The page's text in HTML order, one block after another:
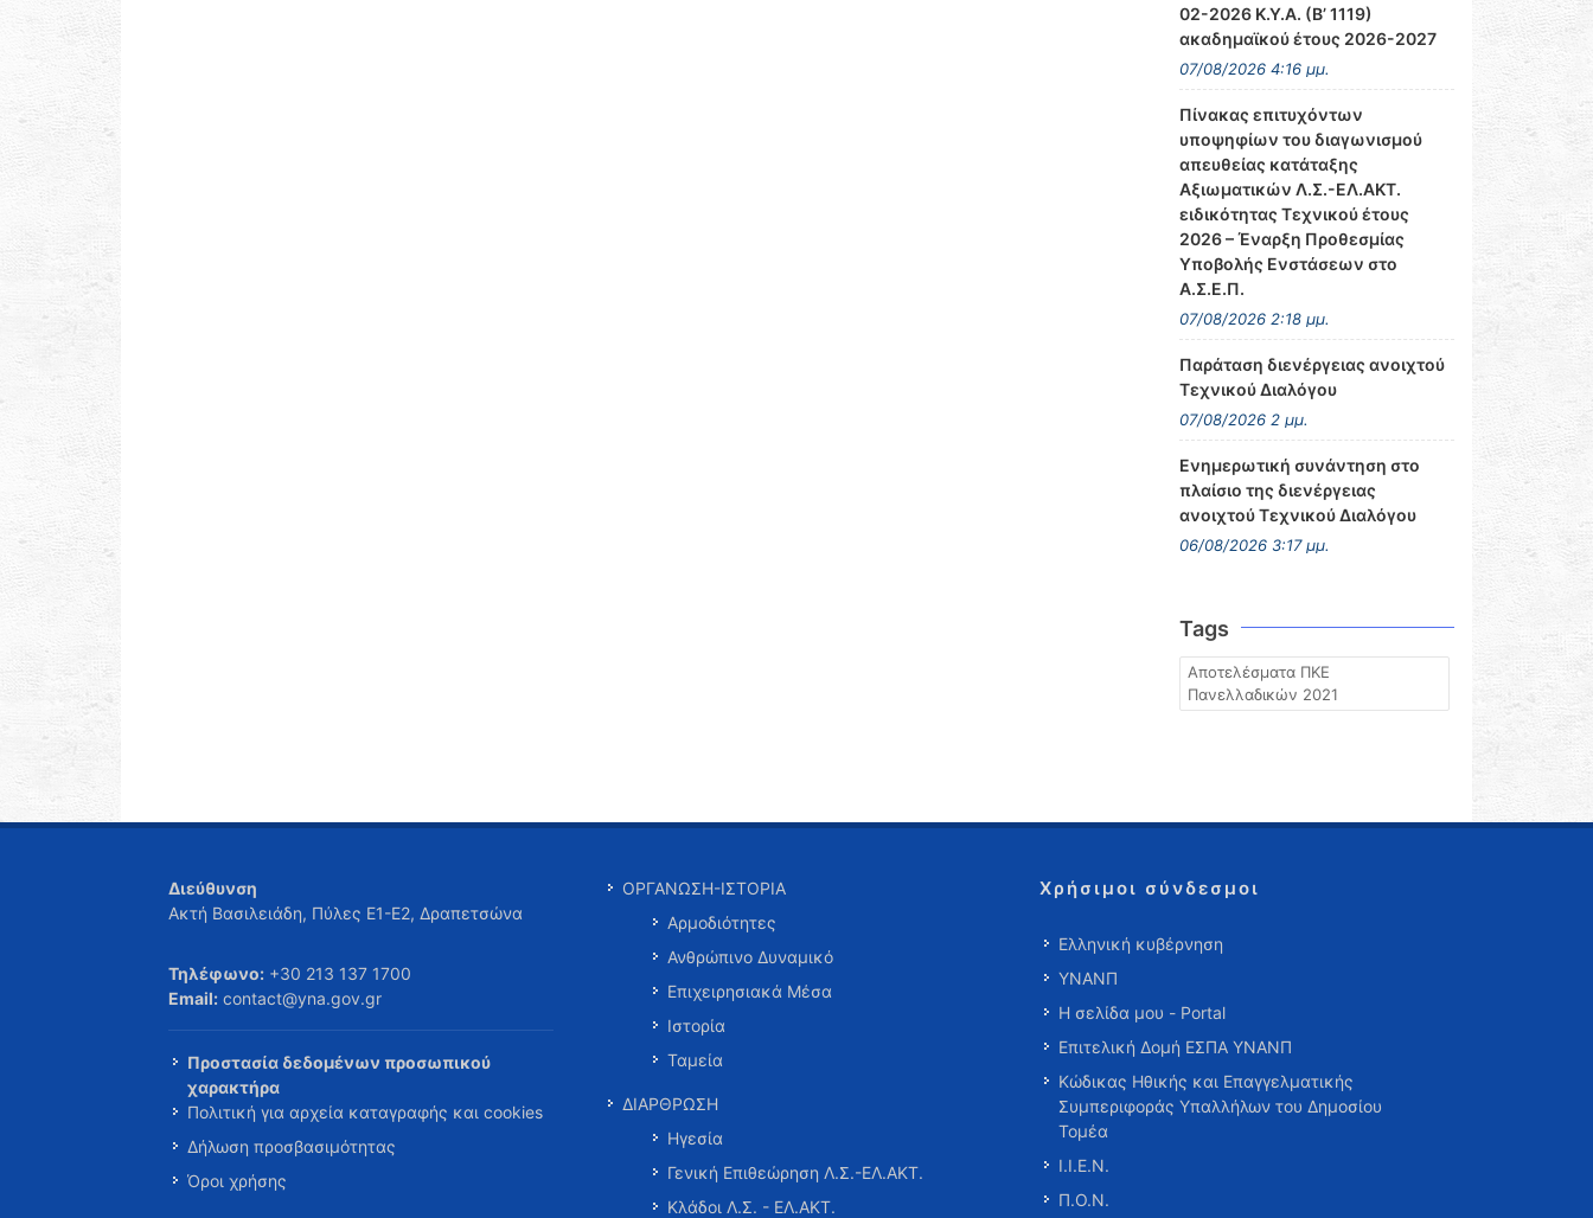
02-2026 Κ.Υ.Α. (Β’ 1119)
ακαδημαϊκού έτους 2026-2027
07/08/2026 4:16 μμ.
Πίνακας επιτυχόντων
υποψηφίων του διαγωνισμού
απευθείας κατάταξης
Αξιωματικών Λ.Σ.-ΕΛ.ΑΚΤ.
ειδικότητας Τεχνικού έτους
2026 – Έναρξη Προθεσμίας
Υποβολής Ενστάσεων στο
Α.Σ.Ε.Π.
07/08/2026 2:18 μμ.
Παράταση διενέργειας ανοιχτού
Τεχνικού Διαλόγου
07/08/2026 2 μμ.
Ενημερωτική συνάντηση στο
πλαίσιο της διενέργειας
ανοιχτού Τεχνικού Διαλόγου
06/08/2026 3:17 μμ.
Tags
Αποτελέσματα ΠΚΕ
Πανελλαδικών 2021
Διεύθυνση
Ακτή Βασιλειάδη, Πύλες Ε1-Ε2, Δραπετσώνα
Τηλέφωνο: +30 213 137 1700
Email: contact@yna.gov.gr
Προστασία δεδομένων προσωπικού
χαρακτήρα
Πολιτική για αρχεία καταγραφής και cookies
Δήλωση προσβασιμότητας
Όροι χρήσης
ΟΡΓΑΝΩΣΗ-ΙΣΤΟΡΙΑ
Αρμοδιότητες
Ανθρώπινο Δυναμικό
Επιχειρησιακά Μέσα
Ιστορία
Ταμεία
ΔΙΑΡΘΡΩΣΗ
Ηγεσία
Γενική Επιθεώρηση Λ.Σ.-ΕΛ.ΑΚΤ.
Κλάδοι Λ.Σ. - ΕΛ.ΑΚΤ.
Χρήσιμοι σύνδεσμοι
Ελληνική κυβέρνηση
ΥΝΑΝΠ
Η σελίδα μου - Portal
Επιτελική Δομή ΕΣΠΑ ΥΝΑΝΠ
Κώδικας Ηθικής και Επαγγελματικής
Συμπεριφοράς Υπαλλήλων του Δημοσίου
Τομέα
Ι.Ι.Ε.Ν.
Π.Ο.Ν.